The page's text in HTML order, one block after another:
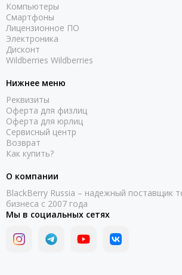
Компьютеры
Смартфоны
Лицензионное ПО
Электроника
Дисконт
Wildberries Wildberries
Нижнее меню
Реквизиты
Оферта для физлиц
Оферта для юрлиц
Сервисный центр
Возврат
Как купить?
О компании
BlackBerry Russia – надежный поставщик
бизнеса с 2007 года
Мы в социальных сетях